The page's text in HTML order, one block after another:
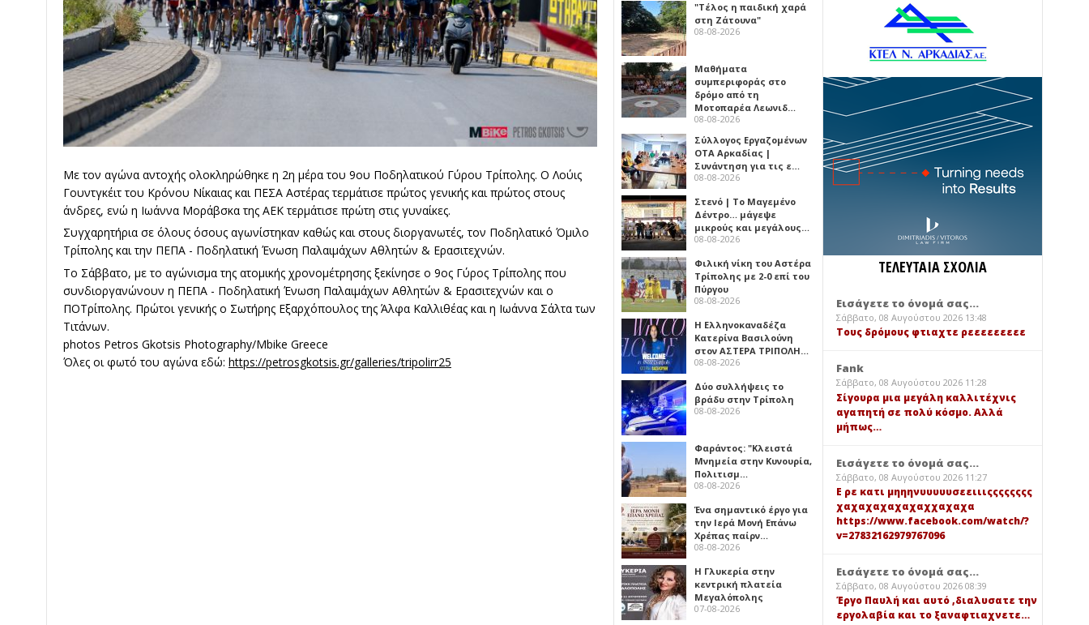
Με τον αγώνα αντοχής ολοκληρώθηκε η 2η μέρα του 9ου Ποδηλατικού Γύρου Τρίπολης. Ο Λούις
Γουντγκέιτ του Κρόνου Νίκαιας και ΠΕΣΑ Αστέρας τερμάτισε πρώτος γενικής και πρώτος στους
άνδρες, ενώ η Ιωάννα Μοράβσκα της ΑΕΚ τερμάτισε πρώτη στις γυναίκες.
Συγχαρητήρια σε όλους όσους αγωνίστηκαν καθώς και στους διοργανωτές, τον Ποδηλατικό Όμιλο
Τρίπολης και την ΠΕΠΑ - Ποδηλατική Ένωση Παλαιμάχων Αθλητών & Ερασιτεχνών.
Το Σάββατο, με το αγώνισμα της ατομικής χρονομέτρησης ξεκίνησε ο 9ος Γύρος Τρίπολης που
συνδιοργανώνουν η ΠΕΠΑ - Ποδηλατική Ένωση Παλαιμάχων Αθλητών & Ερασιτεχνών και ο
ΠΟΤρίπολης. Πρώτοι γενικής ο Σωτήρης Εξαρχόπουλος της Άλφα Καλλιθέας και η Ιωάννα Σάλτα των
Τιτάνων.
photos Petros Gkotsis Photography/Mbike Greece
Όλες οι φωτό του αγώνα εδώ: https://petrosgkotsis.gr/galleries/tripolirr25
"Τέλος η παιδική χαρά
στη Ζάτουνα"
08-08-2026
Μαθήματα
συμπεριφοράς στο
δρόμο από τη
Μοτοπαρέα Λεωνιδ…
08-08-2026
Σύλλογος Εργαζομένων
ΟΤΑ Αρκαδίας |
Συνάντηση για τις ε…
08-08-2026
Στενό | Το Μαγεμένο
Δέντρο… μάγεψε
μικρούς και μεγάλους…
08-08-2026
Φιλική νίκη του Αστέρα
Τρίπολης με 2-0 επί του
Πύργου
08-08-2026
Η Ελληνοκαναδέζα
Κατερίνα Βασιλούνη
στον ΑΣΤΕΡΑ ΤΡΙΠΟΛΗ…
08-08-2026
Δύο συλλήψεις το
βράδυ στην Τρίπολη
08-08-2026
Φαράντος: "Κλειστά
Μνημεία στην Κυνουρία,
Πολιτισμ…
08-08-2026
Ένα σημαντικό έργο για
την Ιερά Μονή Επάνω
Χρέπας παίρν…
08-08-2026
Η Γλυκερία στην
κεντρική πλατεία
Μεγαλόπολης
07-08-2026
ΤΕΛΕΥΤΑΙΑ ΣΧΟΛΙΑ
Εισάγετε το όνομά σας...
Σάββατο, 08 Αυγούστου 2026 13:48
Τους δρόμους φτιαχτε ρεεεεεεεεε
Fank
Σάββατο, 08 Αυγούστου 2026 11:28
Σίγουρα μια μεγάλη καλλιτέχνις
αγαπητή σε πολύ κόσμο. Αλλά
μήπως…
Εισάγετε το όνομά σας...
Σάββατο, 08 Αυγούστου 2026 11:27
Ε ρε κατι μηηηνυυυυυσεειιιςςςςςςςς
χαχαχαχαχαχαχχαχαχα
https://www.facebook.com/watch/?
v=27832162979767096
Εισάγετε το όνομά σας...
Σάββατο, 08 Αυγούστου 2026 08:39
Έργο Παυλή και αυτό ,διαλυσατε την
εργολαβία και το ξαναφτιαχνετε…